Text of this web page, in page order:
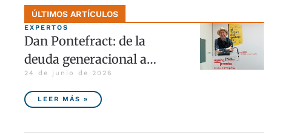
ÚLTIMOS ARTÍCULOS
EXPERTOS
Dan Pontefract: de la
deuda generacional a…
24 de junio de 2026
LEER MÁS »